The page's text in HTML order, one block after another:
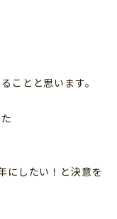
ことと思います。
にしたい！と決意を